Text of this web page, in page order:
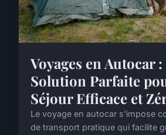
Voyages en Autocar :
Solution Parfaite
Séjour Efficace et
Le voyage en autocar s'impose
de transport pratique qui facilite